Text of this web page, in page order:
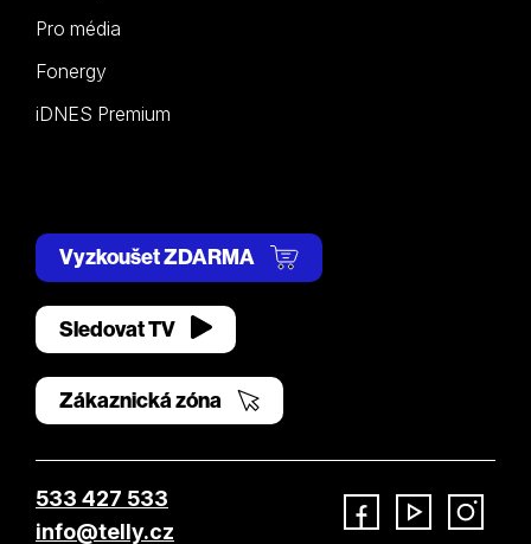
Pro média
Fonergy
iDNES Premium
Vyzkoušet ZDARMA
Sledovat TV
Zákaznická zóna
533 427 533
info@telly.cz